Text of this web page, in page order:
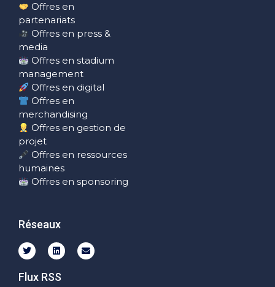
Offres en
partenariats
Offres en press &
media
Offres en stadium
management
Offres en digital
Offres en
merchandising
Offres en gestion de
projet
Offres en ressources
humaines
Offres en sponsoring
Réseaux
Flux RSS